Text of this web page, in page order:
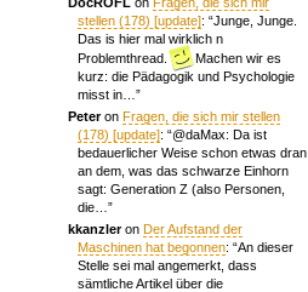
stellen (178) [update]: “Junge, Junge.
Das is hier mal wirklich n
Problemthread.
Machen wir es
kurz: die Pädagogik und Psychologie
misst in… ”
PeteronFragen, die sich mir stellen
(178) [update]: “@daMax: Da ist
bedauerlicher Weise schon etwas dran
an dem, was das schwarze Einhorn
sagt: Generation Z (also Personen,
die… ”
kkanzleronDer Aufstand der
Maschinen hat begonnen: “An dieser
Stelle sei mal angemerkt, dass
sämtliche Artikel über die